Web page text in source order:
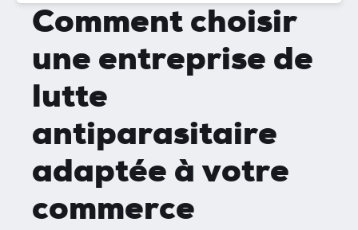
Comment choisir
une entreprise de
lutte
antiparasitaire
adaptée à votre
commerce